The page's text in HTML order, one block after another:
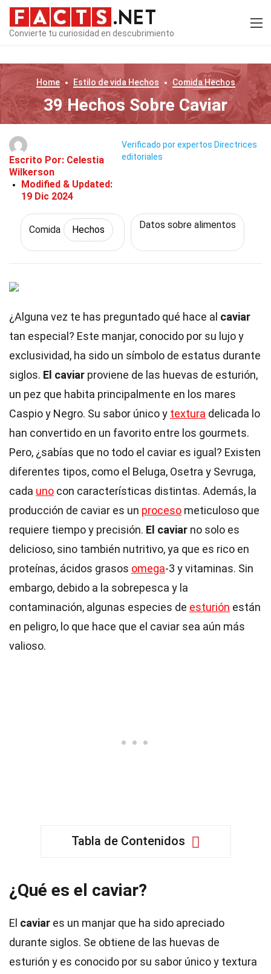
Convierte tu curiosidad en descubrimiento
Home Estilo de vida Hechos ComidaHechos
39 Hechos Sobre Caviar
Escrito Por: Celestia
Wilkerson
Modified & Updated:
19 Dic 2024
Verificado por expertos Directrices
editoriales
Comida Hechos Datos sobre alimentos
¿Alguna vez te has preguntado qué hace al caviar
tan especial? Este manjar, conocido por su lujo y
exclusividad, ha sido un símbolo de estatus durante
siglos. El caviar proviene de las huevas de esturión,
un pez que habita principalmente en los mares
Caspio y Negro. Su sabor único y textura delicada lo
han convertido en un favorito entre los gourmets.
Pero, ¿sabías que no todo el caviar es igual? Existen
diferentes tipos, como el Beluga, Osetra y Sevruga,
cada uno con características distintas. Además, la
producción de caviar es un proceso meticuloso que
requiere tiempo y precisión. El caviar no solo es
delicioso, sino también nutritivo, ya que es rico en
proteínas, ácidos grasos omega-3 y vitaminas. Sin
embargo, debido a la sobrepesca y la
contaminación, algunas especies de esturión están
en peligro, lo que hace que el caviar sea aún más
valioso.
Tabla de Contenidos
¿Qué es el caviar?
El caviar es un manjar que ha sido apreciado
durante siglos. Se obtiene de las huevas de
esturión y es conocido por su sabor único y textura